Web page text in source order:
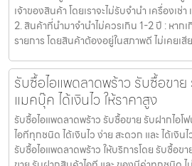
เจ้าของสินค้า โดยเราจะไม่รับจำนำ เครื่องเ
2. สินค้าที่นำมาจำนำไม่ควรเกิน 1-2 ปี : หาก
รายการ โดยสินค้าต้องอยู่ในสภาพดี ไม่เคยเ
รับซื้อไอแพดลาดพร้าว รับซื้อขาย
แมคบุ๊ค ได้เงินไว ให้ราคาสูง
รับซื้อไอแพดลาดพร้าว รับซื้อขาย รับฝากไอโ
ไอทีทุกชนิด ได้เงินไว ง่าย สะดวก และ ได้เงิ
รับซื้อไอแพดลาดพร้าว ให้บริการโดย รับซื้อข